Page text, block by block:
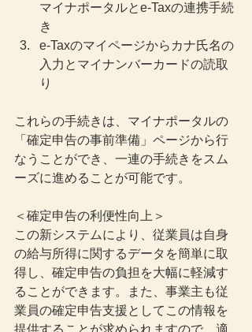
マイナポータルとe-Taxの連携手続
き
e-Taxのマイページからカナ氏名の
入力とマイナンバーカードの読取
り
これらの手続きは、マイナポータルの
「確定申告の事前準備」ページから行
なうことができ、一連の手続きをスム
ーズに進めることが可能です。
＜確定申告の利便性向上＞
この新システムにより、従業員は自身
の給与所得に関するデータを簡単に取
得し、確定申告の負担を大幅に軽減す
ることができます。また、事業主も従
業員の確定申告支援としてこの情報を
提供することが求められますので、適